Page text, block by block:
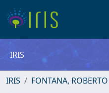
IRIS
IRIS FONTANA, ROBERTO